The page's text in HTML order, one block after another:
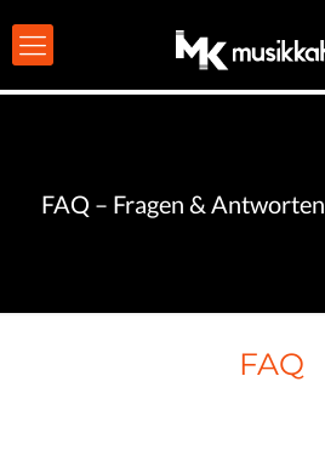
FAQ – Fragen & Antworten
FAQ